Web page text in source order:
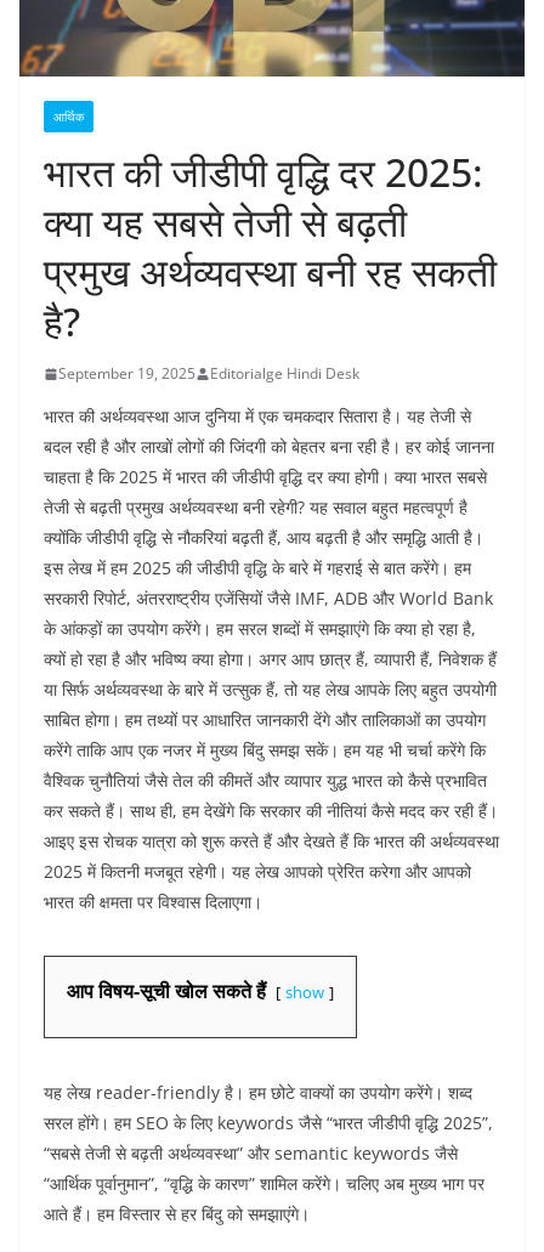
आर्थिक
भारत की जीडीपी वृद्धि दर 2025:
क्या यह सबसे तेजी से बढ़ती
प्रमुख अर्थव्यवस्था बनी रह सकती
है?
September 19, 2025 Editorialge Hindi Desk
भारत की अर्थव्यवस्था आज दुनिया में एक चमकदार सितारा है। यह तेजी से
बदल रही है और लाखों लोगों की जिंदगी को बेहतर बना रही है। हर कोई जानना
चाहता है कि 2025 में भारत की जीडीपी वृद्धि दर क्या होगी। क्या भारत सबसे
तेजी से बढ़ती प्रमुख अर्थव्यवस्था बनी रहेगी? यह सवाल बहुत महत्वपूर्ण है
क्योंकि जीडीपी वृद्धि से नौकरियां बढ़ती हैं, आय बढ़ती है और समृद्धि आती है।
इस लेख में हम 2025 की जीडीपी वृद्धि के बारे में गहराई से बात करेंगे। हम
सरकारी रिपोर्ट, अंतरराष्ट्रीय एजेंसियों जैसे IMF, ADB और World Bank
के आंकड़ों का उपयोग करेंगे। हम सरल शब्दों में समझाएंगे कि क्या हो रहा है,
क्यों हो रहा है और भविष्य क्या होगा। अगर आप छात्र हैं, व्यापारी हैं, निवेशक हैं
या सिर्फ अर्थव्यवस्था के बारे में उत्सुक हैं, तो यह लेख आपके लिए बहुत उपयोगी
साबित होगा। हम तथ्यों पर आधारित जानकारी देंगे और तालिकाओं का उपयोग
करेंगे ताकि आप एक नजर में मुख्य बिंदु समझ सकें। हम यह भी चर्चा करेंगे कि
वैश्विक चुनौतियां जैसे तेल की कीमतें और व्यापार युद्ध भारत को कैसे प्रभावित
कर सकते हैं। साथ ही, हम देखेंगे कि सरकार की नीतियां कैसे मदद कर रही हैं।
आइए इस रोचक यात्रा को शुरू करते हैं और देखते हैं कि भारत की अर्थव्यवस्था
2025 में कितनी मजबूत रहेगी। यह लेख आपको प्रेरित करेगा और आपको
भारत की क्षमता पर विश्वास दिलाएगा।
आप विषय-सूची खोल सकते हैं show
यह लेख reader-friendly है। हम छोटे वाक्यों का उपयोग करेंगे। शब्द
सरल होंगे। हम SEO के लिए keywords जैसे “भारत जीडीपी वृद्धि 2025”,
“सबसे तेजी से बढ़ती अर्थव्यवस्था” और semantic keywords जैसे
“आर्थिक पूर्वानुमान”, “वृद्धि के कारण” शामिल करेंगे। चलिए अब मुख्य भाग पर
आते हैं। हम विस्तार से हर बिंदु को समझाएंगे।